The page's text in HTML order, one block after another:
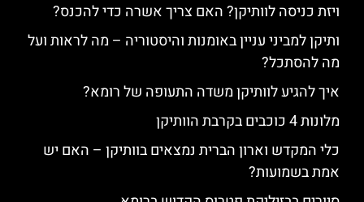
ויזת כניסה לוותיקן? האם צריך אשרה כדי להכנס?
ותיקן למביני עניין באומנות והיסטוריה – מה לראות ועל
מה להסתכל?
איך להגיע לוותיקן משדה התעופה של רומא?
מלונות 4 כוכבים בקרבת הוותיקן
כלי המקדש וארון הברית נמצאים בוותיקן – האם יש
אמת בשמועות?